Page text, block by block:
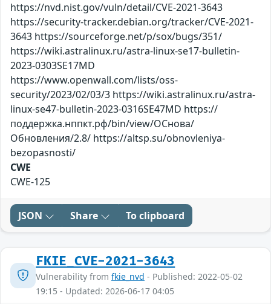
https://nvd.nist.gov/vuln/detail/CVE-2021-3643
https://security-tracker.debian.org/tracker/CVE-2021-
3643 https://sourceforge.net/p/sox/bugs/351/
https://wiki.astralinux.ru/astra-linux-se17-bulletin-
2023-0303SE17MD
https://www.openwall.com/lists/oss-
security/2023/02/03/3 https://wiki.astralinux.ru/astra-
linux-se47-bulletin-2023-0316SE47MD https://
поддержка.нппкт.рф/bin/view/ОСнова/
Обновления/2.8/ https://altsp.su/obnovleniya-
bezopasnosti/
CWE
CWE-125
JSON Share To clipboard
FKIE_CVE-2021-3643
Vulnerability from fkie_nvd - Published: 2022-05-02
19:15 - Updated: 2026-06-17 04:05